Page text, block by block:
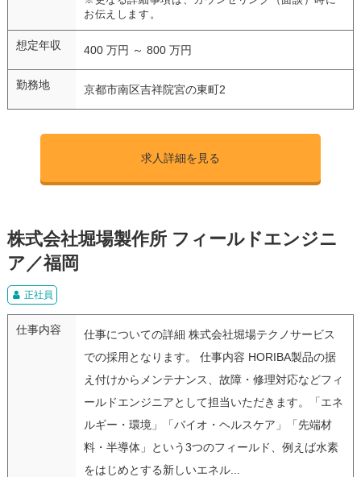
お伝えします。
想定年収 400 万円 ～ 800 万円
勤務地 京都市南区吉祥院宮の東町2
求人詳細を見る
株式会社堀場製作所 フィールドエンジニ
ア／福岡
正社員
仕事内容
仕事についての詳細 株式会社堀場テクノサービス
での採用となります。 仕事内容 HORIBA製品の据
え付けからメンテナンス、故障・修理対応などフィ
ールドエンジニアとして担当いただきます。「エネ
ルギー・環境」「バイオ・ヘルスケア」「先端材
料・半導体」という3つのフィールド、例えば水素
をはじめとする新しいエネル...